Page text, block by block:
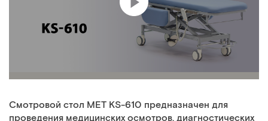
Смотровой стол MET KS-610 предназначен для
проведения медицинских осмотров, диагностических